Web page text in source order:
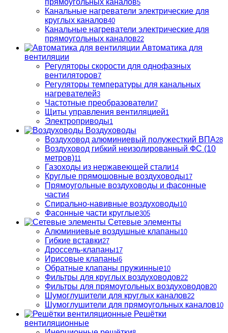
прямоугольных каналов5
Канальные нагреватели электрические для
круглых каналов40
Канальные нагреватели электрические для
прямоугольных каналов22
Автоматика для
вентиляции
Регуляторы скорости для однофазных
вентиляторов7
Регуляторы температуры для канальных
нагревателей3
Частотные преобразователи7
Щиты управления вентиляцией1
Электроприводы1
Воздуховоды
Воздуховод алюминиевый полужесткий ВПА28
Воздуховод гибкий неизолированный ФС (10
метров)11
Газоходы из нержавеющей стали14
Круглые прямошовные воздуховоды17
Прямоугольные воздуховоды и фасонные
части4
Спирально-навивные воздуховоды10
Фасонные части круглые305
Сетевые элементы
Алюминиевые воздушные клапаны10
Гибкие вставки27
Дроссель-клапаны17
Ирисовые клапаны6
Обратные клапаны пружинные10
Фильтры для круглых воздуховодов22
Фильтры для прямоугольных воздуховодов20
Шумоглушители для круглых каналов22
Шумоглушители для прямоугольных каналов10
Решётки
вентиляционные